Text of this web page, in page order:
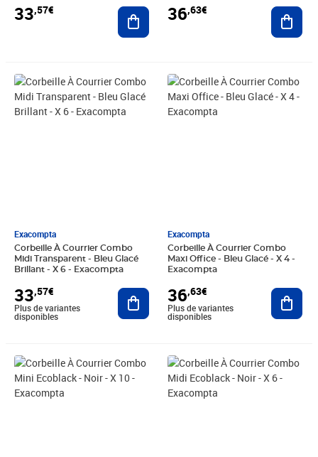
33,57€ Ajouter au panier
36,63€
Exacompta
Corbeille À Courrier Combo
Midi Transparent - Bleu Glacé
Brillant - X 6 - Exacompta
33,57€
Prix 33,57€
Plus de variantes
disponibles
Ajouter au panier
Exacompta
Corbeille À Courrier Combo
Maxi Office - Bleu Glacé - X 4 -
Exacompta
36,63€
Prix 36,63€
Plus de variantes
disponibles
Prix 46,94€ Prix 24,39€